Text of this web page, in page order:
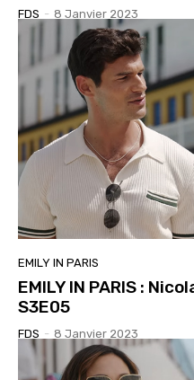
FDS - 8 Janvier 2023
EMILY IN PARIS
EMILY IN PARIS :
S3E05
FDS - 8 Janvier 2023